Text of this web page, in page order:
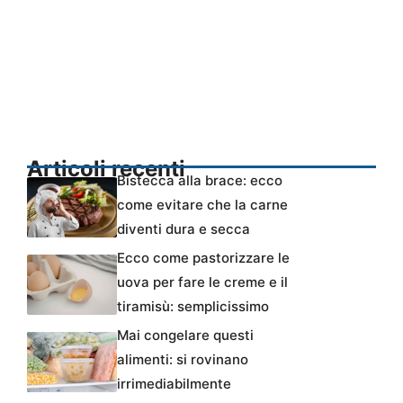
Articoli recentiBistecca alla brace: ecco
come evitare che la carne
diventi dura e secca
Ecco come pastorizzare le
uova per fare le creme e il
tiramisù: semplicissimo
Mai congelare questi
alimenti: si rovinano
irrimediabilmente